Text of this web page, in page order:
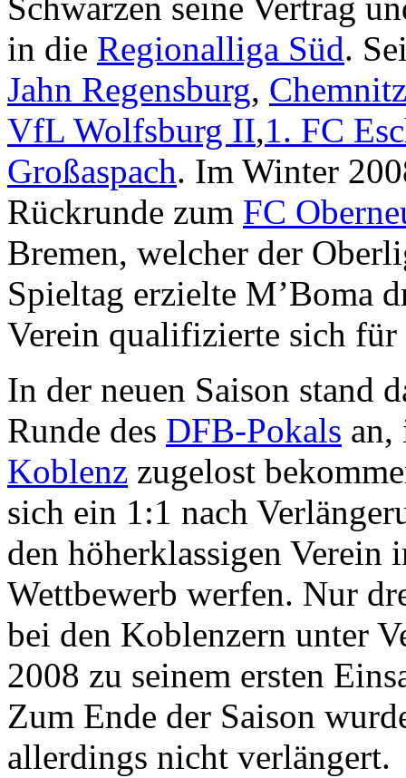
Schwarzen seine Vertrag
in die Regionalliga Süd.
Jahn Regensburg,
VfL Wolfsburg II,1. FC
Großaspach. Im Winter
Rückrunde zum FC
Bremen, welcher der
Spieltag erzielte M’Boma
Verein qualifizierte sich
In der neuen Saison stand
Runde des DFB-Pokals an,
Koblenz zugelost
sich ein 1:1 nach
den höherklassigen Verein
Wettbewerb werfen. Nur
bei den Koblenzern unter
2008 zu seinem ersten
Zum Ende der Saison
allerdings nicht verlängert.